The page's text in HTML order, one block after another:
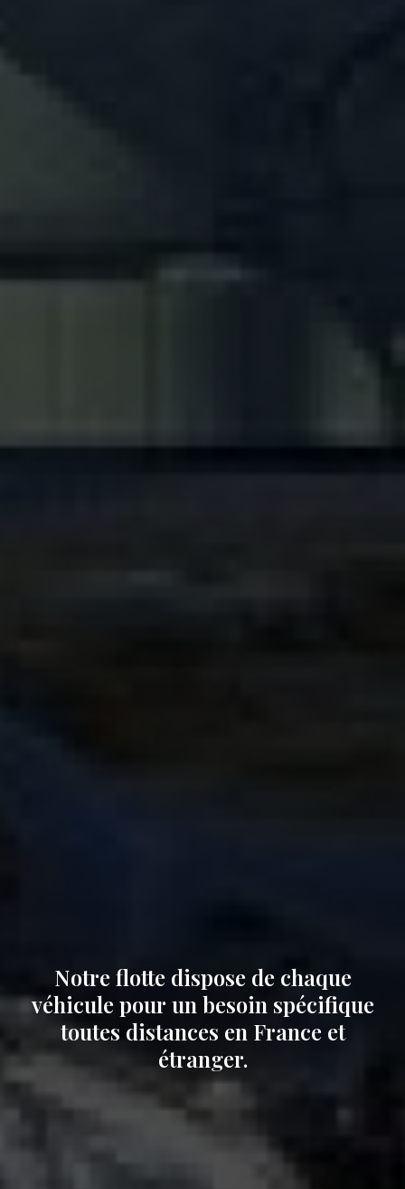
Notre flotte dispose de chaque
véhicule pour un besoin spécifique
toutes distances en France et
étranger.